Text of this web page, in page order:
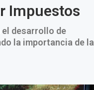
Impuestos
desarrollo de
la importancia de la